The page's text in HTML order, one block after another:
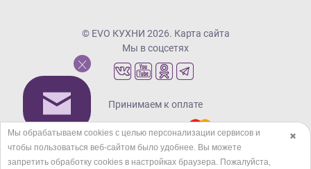
© EVO КУХНИ 2026. Карта сайта
Мы в соцсетях
Принимаем к оплате
Кредиты и рассрочка
✖
Мы обрабатываем cookies с целью персонализации сервисов и
чтобы пользоваться веб-сайтом было удобнее. Вы можете
запретить обработку сookies в настройках браузера. Пожалуйста,